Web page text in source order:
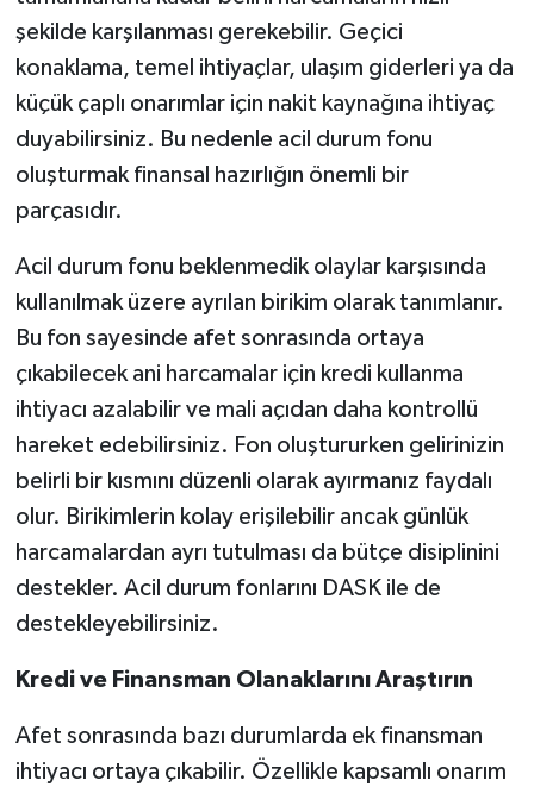
şekilde karşılanması gerekebilir. Geçici
konaklama, temel ihtiyaçlar, ulaşım giderleri ya da
küçük çaplı onarımlar için nakit kaynağına ihtiyaç
duyabilirsiniz. Bu nedenle acil durum fonu
oluşturmak finansal hazırlığın önemli bir
parçasıdır.
Acil durum fonu beklenmedik olaylar karşısında
kullanılmak üzere ayrılan birikim olarak tanımlanır.
Bu fon sayesinde afet sonrasında ortaya
çıkabilecek ani harcamalar için kredi kullanma
ihtiyacı azalabilir ve mali açıdan daha kontrollü
hareket edebilirsiniz. Fon oluştururken gelirinizin
belirli bir kısmını düzenli olarak ayırmanız faydalı
olur. Birikimlerin kolay erişilebilir ancak günlük
harcamalardan ayrı tutulması da bütçe disiplinini
destekler. Acil durum fonlarını DASK ile de
destekleyebilirsiniz.
Kredi ve Finansman Olanaklarını Araştırın
Afet sonrasında bazı durumlarda ek finansman
ihtiyacı ortaya çıkabilir. Özellikle kapsamlı onarım